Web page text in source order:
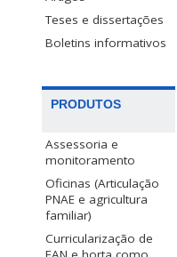
Teses e dissertações
Boletins informativos
PRODUTOS
Assessoria e
monitoramento
Oficinas (Articulação
PNAE e agricultura
familiar)
Curricularização de